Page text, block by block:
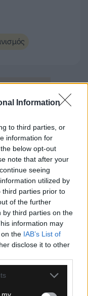
Information
to third parties, or
information for
below opt-out
note that after your
seeing
utilized by
third parties prior to
of the further
by third parties on the
information may
the IAB’s List of
disclose it to other
or more Google
You may click to
my